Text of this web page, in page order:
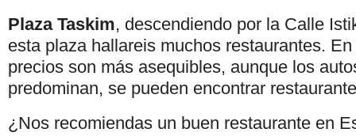
Plaza Taskim, descendiendo por la Calle
esta plaza hallareis muchos restaurantes.
precios son más asequibles, aunque los
predominan, se pueden encontrar
¿Nos recomiendas un buen restaurante en